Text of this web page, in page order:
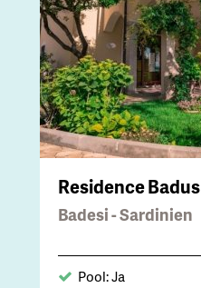
Residence Badus
Badesi - Sardinien
Pool: Ja